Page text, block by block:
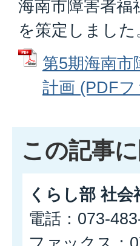
海南市障害者福
を策定しました
第5期海南市
計画 (PDF
この記事
くらし部 社
電話：073-